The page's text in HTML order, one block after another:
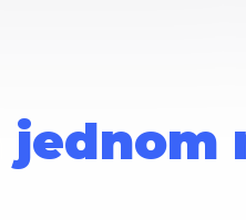
jednom